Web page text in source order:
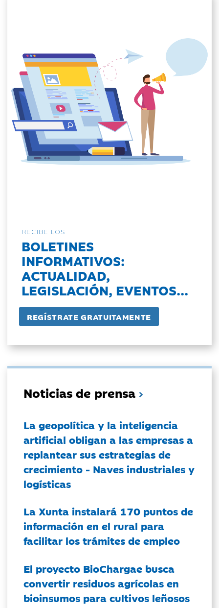
RECIBE LOS
BOLETINES
INFORMATIVOS:
ACTUALIDAD,
LEGISLACIÓN, EVENTOS...
Noticias de prensa
La geopolítica y la inteligencia
artificial obligan a las empresas a
replantear sus estrategias de
crecimiento - Naves industriales y
logísticas
La Xunta instalará 170 puntos de
información en el rural para
facilitar los trámites de empleo
El proyecto BioChargae busca
convertir residuos agrícolas en
bioinsumos para cultivos leñosos